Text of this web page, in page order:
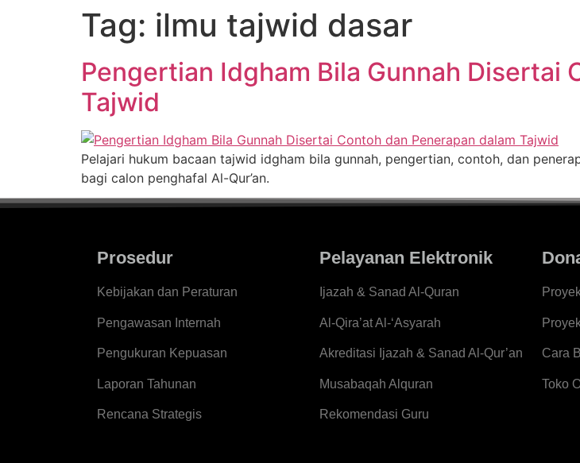
Tag: ilmu tajwid dasar
Pengertian Idgham Bila Gunnah Disertai
Tajwid
Pelajari hukum bacaan tajwid idgham bila gunnah, pengertian, contoh, dan
bagi calon penghafal Al-Qur’an.
Prosedur
Kebijakan dan Peraturan
Pengawasan Internah
Pengukuran Kepuasan
Laporan Tahunan
Rencana Strategis
Pelayanan Elektronik
Ijazah & Sanad Al-Quran
Al-Qira’at Al-‘Asyarah
Akreditasi Ijazah & Sanad Al-Qur’an
Musabaqah Alquran
Rekomendasi Guru
Cara
Toko